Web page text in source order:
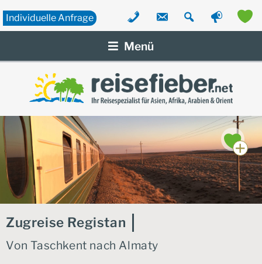
Zum
IndividuelleAnfrage
Menü
Zugreise Registan
Von Taschkent nach Almaty